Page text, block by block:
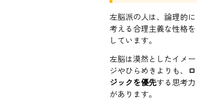
左脳派の人は、論理的に
考える合理主義な性格を
しています。
左脳は漠然としたイメー
ジやひらめきよりも、
ロ
ジックを優先する思考力
があります。